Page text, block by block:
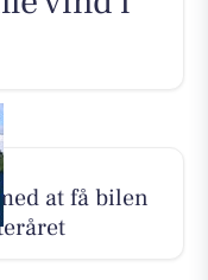
at få bilen